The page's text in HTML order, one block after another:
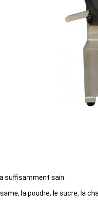
suffisamment sain.
la poudre, le sucre, la